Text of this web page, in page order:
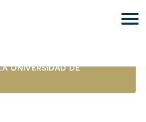
Universidad de